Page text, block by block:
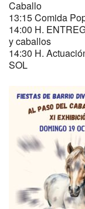
Caballo
13:15 Comida
14:00 H.
y caballos
14:30 H.
SOL